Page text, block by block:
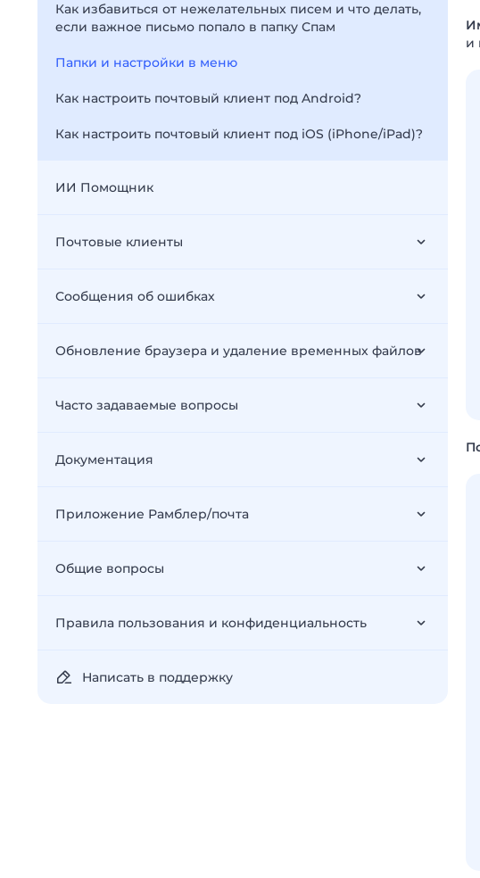
Как избавиться от нежелательных писем и что делать,
если важное письмо попало в папку Спам
Папки и настройки в меню
Как настроить почтовый клиент под Android?
Как настроить почтовый клиент под iOS (iPhone/iPad)?
ИИ Помощник
Почтовые клиенты
Сообщения об ошибках
Обновление браузера и удаление временных файлов
Часто задаваемые вопросы
Документация
Приложение Рамблер/почта
Общие вопросы
Правила пользования и конфиденциальность
Написать в поддержку
и